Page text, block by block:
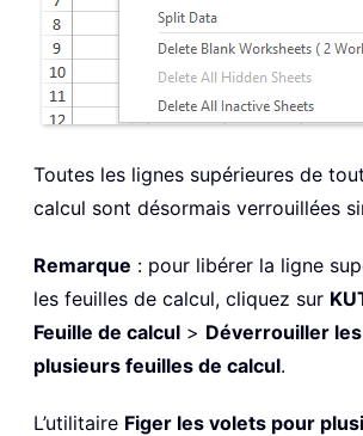
Toutes les lignes supérieures de
calcul sont désormais verrouillées
Remarque : pour libérer la ligne
les feuilles de calcul, cliquez sur
Feuille de calcul > Déverrouiller
plusieurs feuilles de calcul.
L’utilitaire Figer les volets pour